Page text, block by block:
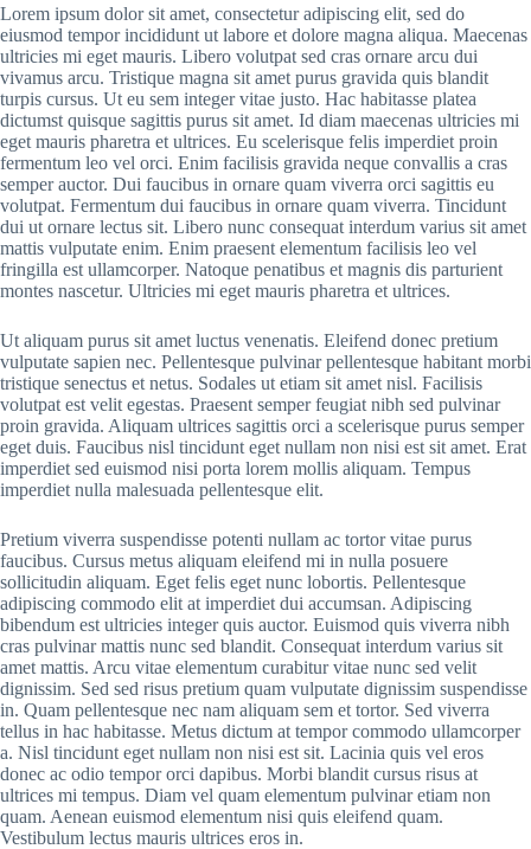
Lorem ipsum dolor sit amet, consectetur adipiscing elit, sed do
eiusmod tempor incididunt ut labore et dolore magna aliqua. Maecenas
ultricies mi eget mauris. Libero volutpat sed cras ornare arcu dui
vivamus arcu. Tristique magna sit amet purus gravida quis blandit
turpis cursus. Ut eu sem integer vitae justo. Hac habitasse platea
dictumst quisque sagittis purus sit amet. Id diam maecenas ultricies mi
eget mauris pharetra et ultrices. Eu scelerisque felis imperdiet proin
fermentum leo vel orci. Enim facilisis gravida neque convallis a cras
semper auctor. Dui faucibus in ornare quam viverra orci sagittis eu
volutpat. Fermentum dui faucibus in ornare quam viverra. Tincidunt
dui ut ornare lectus sit. Libero nunc consequat interdum varius sit amet
mattis vulputate enim. Enim praesent elementum facilisis leo vel
fringilla est ullamcorper. Natoque penatibus et magnis dis parturient
montes nascetur. Ultricies mi eget mauris pharetra et ultrices.
Ut aliquam purus sit amet luctus venenatis. Eleifend donec pretium
vulputate sapien nec. Pellentesque pulvinar pellentesque habitant morbi
tristique senectus et netus. Sodales ut etiam sit amet nisl. Facilisis
volutpat est velit egestas. Praesent semper feugiat nibh sed pulvinar
proin gravida. Aliquam ultrices sagittis orci a scelerisque purus semper
eget duis. Faucibus nisl tincidunt eget nullam non nisi est sit amet. Erat
imperdiet sed euismod nisi porta lorem mollis aliquam. Tempus
imperdiet nulla malesuada pellentesque elit.
Pretium viverra suspendisse potenti nullam ac tortor vitae purus
faucibus. Cursus metus aliquam eleifend mi in nulla posuere
sollicitudin aliquam. Eget felis eget nunc lobortis. Pellentesque
adipiscing commodo elit at imperdiet dui accumsan. Adipiscing
bibendum est ultricies integer quis auctor. Euismod quis viverra nibh
cras pulvinar mattis nunc sed blandit. Consequat interdum varius sit
amet mattis. Arcu vitae elementum curabitur vitae nunc sed velit
dignissim. Sed sed risus pretium quam vulputate dignissim suspendisse
in. Quam pellentesque nec nam aliquam sem et tortor. Sed viverra
tellus in hac habitasse. Metus dictum at tempor commodo ullamcorper
a. Nisl tincidunt eget nullam non nisi est sit. Lacinia quis vel eros
donec ac odio tempor orci dapibus. Morbi blandit cursus risus at
ultrices mi tempus. Diam vel quam elementum pulvinar etiam non
quam. Aenean euismod elementum nisi quis eleifend quam.
Vestibulum lectus mauris ultrices eros in.